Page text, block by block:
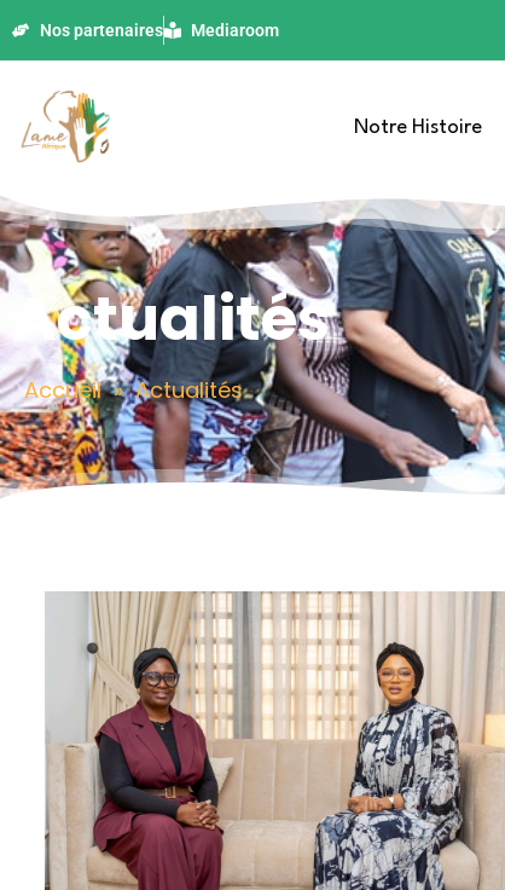
Nos partenaires Mediaroom
Notre Histoire
Actualités
Accueil » Actualités